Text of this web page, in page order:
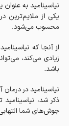
نیاسینامید به
یکی از
محسوب می‌شود.
از آنجا که
زیادی می‌کند،
باشد.
نیاسینامید در درمان
ذکر شد، نیاسینامید
جوش‌های شما التهابی